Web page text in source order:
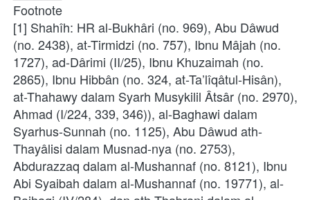
Footnote
[1] Shahîh: HR al-Bukhâri (no. 969), Abu Dâwud
(no. 2438), at-Tirmidzi (no. 757), Ibnu Mâjah (no.
1727), ad-Dârimi (II/25), Ibnu Khuzaimah (no.
2865), Ibnu Hibbân (no. 324, at-Ta’lîqâtul-Hisân),
at-Thahawy dalam Syarh Musykilil Âtsâr (no. 2970),
Ahmad (I/224, 339, 346)), al-Baghawi dalam
Syarhus-Sunnah (no. 1125), Abu Dâwud ath-
Thayâlisi dalam Musnad-nya (no. 2753),
Abdurazzaq dalam al-Mushannaf (no. 8121), Ibnu
Abi Syaibah dalam al-Mushannaf (no. 19771), al-